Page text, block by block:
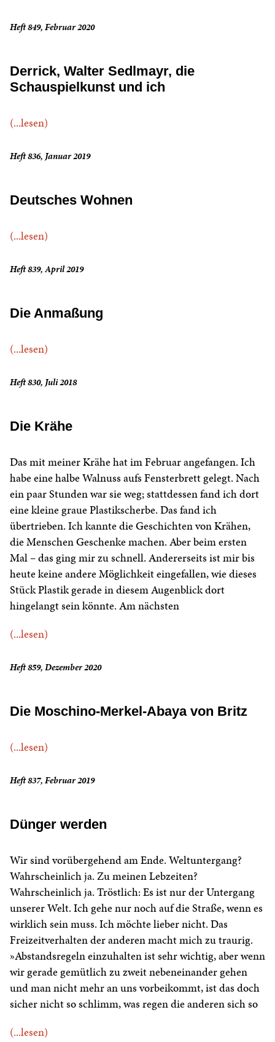
Heft 849, Februar 2020
Derrick, Walter Sedlmayr, die
Schauspielkunst und ich
(...lesen)
Heft 836, Januar 2019
Deutsches Wohnen
(...lesen)
Heft 839, April 2019
Die Anmaßung
(...lesen)
Heft 830, Juli 2018
Die Krähe
Das mit meiner Krähe hat im Februar angefangen. Ich
habe eine halbe Walnuss aufs Fensterbrett gelegt. Nach
ein paar Stunden war sie weg; stattdessen fand ich dort
eine kleine graue Plastikscherbe. Das fand ich
übertrieben. Ich kannte die Geschichten von Krähen,
die Menschen Geschenke machen. Aber beim ersten
Mal – das ging mir zu schnell. Andererseits ist mir bis
heute keine andere Möglichkeit eingefallen, wie dieses
Stück Plastik gerade in diesem Augenblick dort
hingelangt sein könnte. Am nächsten
(...lesen)
Heft 859, Dezember 2020
Die Moschino-Merkel-Abaya von Britz
(...lesen)
Heft 837, Februar 2019
Dünger werden
Wir sind vorübergehend am Ende. Weltuntergang?
Wahrscheinlich ja. Zu meinen Lebzeiten?
Wahrscheinlich ja. Tröstlich: Es ist nur der Untergang
unserer Welt. Ich gehe nur noch auf die Straße, wenn es
wirklich sein muss. Ich möchte lieber nicht. Das
Freizeitverhalten der anderen macht mich zu traurig.
»Abstandsregeln einzuhalten ist sehr wichtig, aber wenn
wir gerade gemütlich zu zweit nebeneinander gehen
und man nicht mehr an uns vorbeikommt, ist das doch
sicher nicht so schlimm, was regen die anderen sich so
(...lesen)